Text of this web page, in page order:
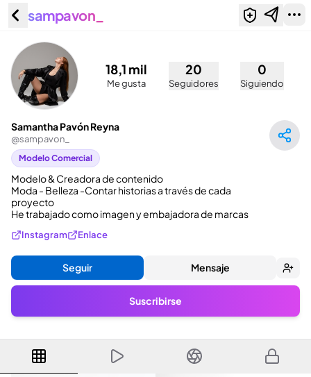
Samantha Pavón Reyna
sampavon_
18,1 mil
Me gusta
20
Seguidores
0
Siguiendo
Samantha Pavón Reyna
@sampavon_
Modelo Comercial
Modelo & Creadora de contenido
Moda - Belleza -Contar historias a través de cada
proyecto
He trabajado como imagen y embajadora de marcas
Instagram Enlace
Seguir Mensaje
Suscribirse